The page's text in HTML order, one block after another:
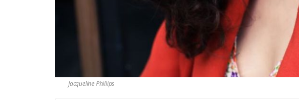
Jacqueline Phillips